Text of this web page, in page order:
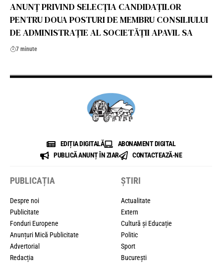
ANUNȚ PRIVIND SELECȚIA CANDIDAȚILOR
PENTRU DOUA POSTURI DE MEMBRU CONSILIULUI
DE ADMINISTRAȚIE AL SOCIETĂȚII APAVIL SA
7 minute
EDIȚIA DIGITALĂ
ABONAMENT DIGITAL
PUBLICĂ ANUNȚ ÎN ZIAR
CONTACTEAZĂ-NE
PUBLICAȚIA
Despre noi
Publicitate
Fonduri Europene
Anunțuri Mică Publicitate
Advertorial
Redacția
ȘTIRI
Actualitate
Extern
Cultură și Educație
Politic
Sport
București